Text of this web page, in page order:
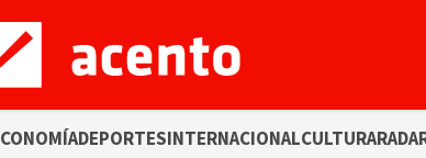
DEPORTESINTERNACIONALCULTURA